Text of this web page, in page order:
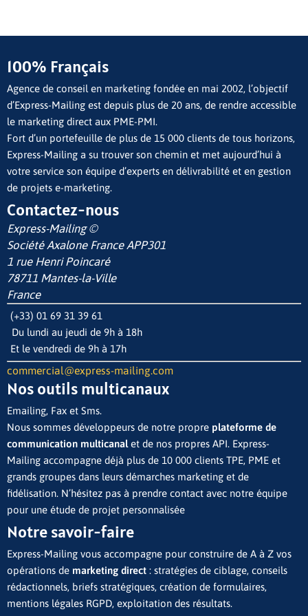
100% Français
Agence de conseil en marketing fondée en mai 2002, l’objectif
d’Express-Mailing est depuis plus de 20 ans, de rendre accessible
le marketing direct aux PME-PMI.
Fort d’un portefeuille de plus de 15 000 clients de tous horizons,
Express-Mailing a su trouver son chemin et met aujourd’hui à
votre service son équipe d’experts en délivrabilité et en gestion
de projets e-marketing.
Contactez-nous
Express-Mailing ©
Société Axalone France APP301
1 rue Henri Poincaré
78711 Mantes-la-Ville
France
(+33) 01 69 31 39 61
Du lundi au jeudi de 9h à 18h
Et le vendredi de 9h à 17h
commercial@express-mailing.com
Nos outils multicanaux
Emailing, Fax et Sms.
Nous sommes développeurs de notre propre plateforme de
communication multicanalet de nos propres API. Express-
Mailing accompagne déjà plus de 10 000 clients TPE, PME et
grands groupes dans leurs démarches marketing et de
fidélisation. N’hésitez pas à prendre contact avec notre équipe
pour une étude de projet personnalisée
Notre savoir-faire
Express-Mailing vous accompagne pour construire de A à Z vos
opérations de marketing direct : stratégies de ciblage, conseils
rédactionnels, briefs stratégiques, création de formulaires,
mentions légales RGPD, exploitation des résultats.